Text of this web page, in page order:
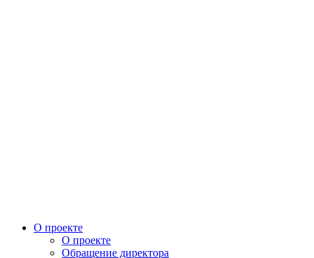
О проекте
О проекте
Обращение директора